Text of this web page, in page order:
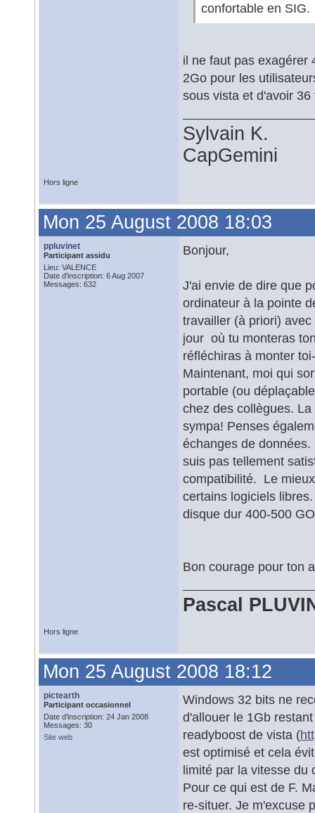
confortable en SIG.
il ne faut pas exagérer
2Go pour les
sous vista et d'avoir
Sylvain K.
CapGemini
Hors ligne
Mon 25 August 2008 18:03
ppluvinet
Participant assidu
Lieu: VALENCE
Date d'inscription: 6 Aug 2007
Messages: 632
Bonjour,
J'ai envie de dire que
ordinateur à la pointe
travailler (à priori)
jour où tu monteras
réfléchiras à monter
Maintenant, moi qui
portable (ou
chez des collègues.
sympa! Penses
échanges de
suis pas tellement
compatibilité. Le
certains logiciels
disque dur 400-500
Bon courage pour ton
Pascal
Hors ligne
Mon 25 August 2008 18:12
pictearth
Participant occasionnel
Date d'inscription: 24 Jan 2008
Messages: 30
Site web
Windows 32 bits ne
d'allouer le 1Gb
readyboost de vista (
est optimisé et cela
limité par la vitesse du
Pour ce qui est de F.
re-situer. Je m'excuse